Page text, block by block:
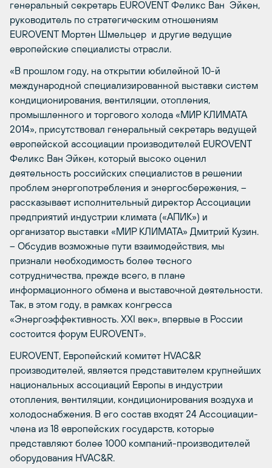
генеральный секретарь EUROVENT Феликс Ван Эйкен,
руководитель по стратегическим отношениям
EUROVENT Мортен Шмельцер и другие ведущие
европейские специалисты отрасли.
«В прошлом году, на открытии юбилейной 10-й
международной специализированной выставки систем
кондиционирования, вентиляции, отопления,
промышленного и торгового холода «МИР КЛИМАТА
2014», присутствовал генеральный секретарь ведущей
европейской ассоциации производителей EUROVENT
Феликс Ван Эйкен, который высоко оценил
деятельность российских специалистов в решении
проблем энергопотребления и энергосбережения, –
рассказывает исполнительный директор Ассоциации
предприятий индустрии климата («АПИК») и
организатор выставки «МИР КЛИМАТА» Дмитрий Кузин.
– Обсудив возможные пути взаимодействия, мы
признали необходимость более тесного
сотрудничества, прежде всего, в плане
информационного обмена и выставочной деятельности.
Так, в этом году, в рамках конгресса
«Энергоэффективность. XXI век», впервые в России
состоится форум EUROVENT».
EUROVENT, Европейский комитет HVAC&R
производителей, является представителем крупнейших
национальных ассоциаций Европы в индустрии
отопления, вентиляции, кондиционирования воздуха и
холодоснабжения. В его состав входят 24 Ассоциации-
члена из 18 европейских государств, которые
представляют более 1000 компаний-производителей
оборудования HVAC&R.